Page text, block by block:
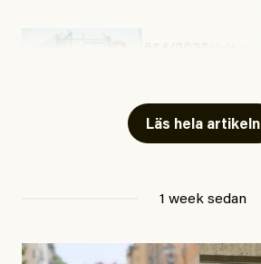
Läs hela artikeln
1 week sedan